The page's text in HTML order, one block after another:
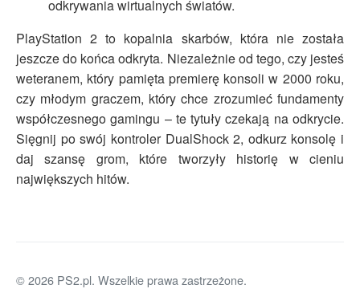
odkrywania wirtualnych światów.
PlayStation 2 to kopalnia skarbów, która nie została
jeszcze do końca odkryta. Niezależnie od tego, czy jesteś
weteranem, który pamięta premierę konsoli w 2000 roku,
czy młodym graczem, który chce zrozumieć fundamenty
współczesnego gamingu – te tytuły czekają na odkrycie.
Sięgnij po swój kontroler DualShock 2, odkurz konsolę i
daj szansę grom, które tworzyły historię w cieniu
największych hitów.
© 2026 PS2.pl. Wszelkie prawa zastrzeżone.